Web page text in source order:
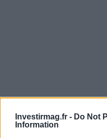
Investirmag.fr - Do Not
Information